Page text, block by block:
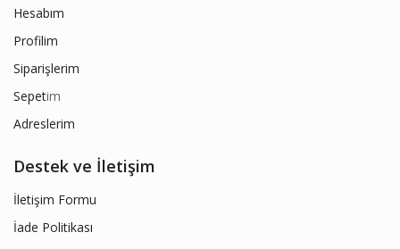
Hesabım
Profilim
Siparişlerim
Sepetim
Adreslerim
Destek ve İletişim
İletişim Formu
İade Politikası